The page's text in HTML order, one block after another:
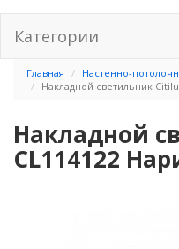
Категории
Главная
Настенно-
Накладной светильник
Накладной
CL114122